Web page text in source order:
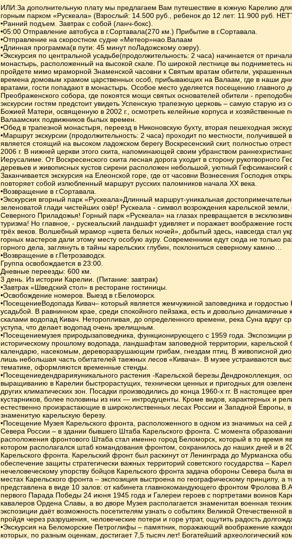
ИЛИ:За дополнительную плату мы предлагаем Вам путешествие в южную Карелию
горным парком «Рускеала» (Взрослый: 14.500 руб., ребенок до 12 лет: 11.900 руб.
•Ранний подъем. Завтрак с собой (ланч-бокс).
•05:00 Отправление автобуса в г.Сортавала(270 км.) Прибытие в г.Сортавала.
•Отправление на скоростном судне «Метеор»нао.Валаам
•Длинная программа(в пути: 45 минут поЛадожскому озеру).
•Экскурсия по центральной усадьбе(продолжительность: 2 часа) начинается от
монастырь, расположенный на высокой скале. По широкой лестнице вы подниметесь
пройдете мимо мраморной Знаменской часовни к Святым вратам обители,
времена домовым храмом царственных особ, прибывающих на Валаам, где в наши
вратами, гости попадают в монастырь. Особое место уделяется посещению главного
Преображенского собора, где покоятся мощи святых основателей обители -
экскурсии гостям предстоит увидеть Успенскую трапезную церковь – самую старую
Божией Матери, освященную в 2002 г., осмотреть келейные корпуса и хозяйственные
Валаамских подвижников былых времен.
•Обед в трапезной монастыря, переезд в Никоновскую бухту, вторая пешеходная
•Маршрут экскурсии (продолжительность: 2 часа) проходит по местности,
является стоящий на высоком ладожском берегу Воскресенский скит, полностью
2006 г. В нижней церкви этого скита, напоминающей своим убранством
Иерусалиме. От Воскресенского скита лесная дорога уходит в сторону рукотворного
деревьев и живописных кустов сирени расположен небольшой, уютный Гефсиманский
Заканчивается экскурсия на Елеонской горе, где от часовни Вознесения Господня
повторяет собой излюбленный маршрут русских паломников начала ХХ века.
•Возвращение в г.Сортавала.
•Экскурсия вгорный парк «Рускеала»Длинный маршрут-уникальная
зеленоватой глади чистейших озёр! Рускеала - символ возрождения карельской
Северного Приладожья! Горный парк «Рускеала» на глазах превращается в
туризма! Но главное, - рускеальский ландшафт удивляет и поражает воображение
трёх веков. Волшебный мрамор «цвета белых ночей», добытый здесь, навсегда стал
горных мастеров дали этому месту особую ауру. Современники едут сюда не только
горного дела, заглянуть в тайны карельских глубин, поклониться северному камню…
•Возвращение в г.Петрозаводск.
Группа освобождается в 23:00.
Дневные переезды: 600 км.
3 день. Из истории Карелии. (Питание: завтрак)
•Завтрак «Шведский стол» в ресторане гостиницы.
•Освобождение номеров. Выезд в г.Беломорск.
•ПосещениеВодопада Кивач– который является жемчужиной заповедника и гордостью
усадьбой. В равнинном крае, среди спокойного пейзажа, есть и довольно
скалами водопад Кивач. Неторопливая, до определенного времени, река Суна вдруг
уступа, что делает водопад очень зрелищным.
•Посещениемузея природызаповедника, функционирующего с 1959 года.
историческому прошлому водопада, ландшафтам заповедной территории,
календарю, насекомым, дереворазрушающим грибам, гнездам птиц. В живописной
лишь небольшая часть обитателей таежных лесов «Кивача». В музее устраиваются
тематике, оформляются временные стенды.
•Посещениедендрарияуникального растения -Карельской березы.Дендроколлекция,
выращиванию в Карелии быстрорастущих, технически ценных и пригодных для
других климатических зон. Посадки производились до конца 1960-х гг. В настоящее
кустарников, более половины из них — интродуценты. Кроме видов, характерных и
естественно произрастающие в широколиственных лесах России и Западной Европы,
знаменитую карельскую березу.
•Посещение Музея Карельского фронта, расположенного в одном из значимых на сей
Севера России – в здании бывшего Штаба Карельского фронта. С момента
расположения фронтового Штаба стал именно город Беломорск, который в то время
котором располагался штаб командования фронтом, сохранилось до наших дней и в
Карельского фронта. Карельский фронт был раскинут от Ленинграда до Мурманска
обеспечение защиты стратегически важных территорий советского государства –
нечеловеческому упорству бойцов Карельского фронта задача обороны Севера
местах Карельского фронта – экспозиция выстроена по географическому принципу,
представлена в виде 10 залов: от кабинета главнокомандующего фронтом Фролова
первого Парада Победы 24 июня 1945 года и Галереи героев с портретами воинов
кавалеров Ордена Славы, а во дворе Музея располагается знаменитая военная
экспозиции даёт возможность посетителям узнать о событиях Великой
пройдя через разрушения, человеческие потери и горе утрат, ощутить радость
•Экскурсия на Беломорские Петроглифы – памятник, поражающий воображение
которых, по разным оценкам, достигает 7,5 тысяч лет! Богатейший археологический